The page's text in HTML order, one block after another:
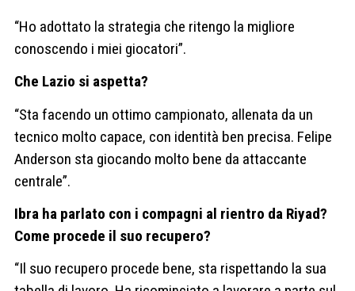
“Ho adottato la strategia che ritengo la migliore
conoscendo i miei giocatori”.
Che Lazio si aspetta?
“Sta facendo un ottimo campionato, allenata da un
tecnico molto capace, con identità ben precisa. Felipe
Anderson sta giocando molto bene da attaccante
centrale”.
Ibra ha parlato con i compagni al rientro da Riyad?
Come procede il suo recupero?
“Il suo recupero procede bene, sta rispettando la sua